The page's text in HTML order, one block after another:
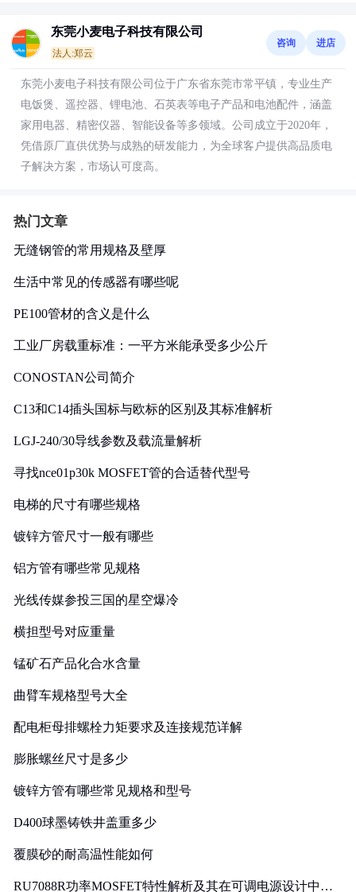
东莞小麦电子科技有限公司
法人:郑云
咨询 进店
东莞小麦电子科技有限公司位于广东省东莞市常平镇，专业生产
电饭煲、遥控器、锂电池、石英表等电子产品和电池配件，涵盖
家用电器、精密仪器、智能设备等多领域。公司成立于2020年，
凭借原厂直供优势与成熟的研发能力，为全球客户提供高品质电
子解决方案，市场认可度高。
热门文章
无缝钢管的常用规格及壁厚
生活中常见的传感器有哪些呢
PE100管材的含义是什么
工业厂房载重标准：一平方米能承受多少公斤
CONOSTAN公司简介
C13和C14插头国标与欧标的区别及其标准解析
LGJ-240/30导线参数及载流量解析
寻找nce01p30k MOSFET管的合适替代型号
电梯的尺寸有哪些规格
镀锌方管尺寸一般有哪些
铝方管有哪些常见规格
光线传媒参投三国的星空爆冷
横担型号对应重量
锰矿石产品化合水含量
曲臂车规格型号大全
配电柜母排螺栓力矩要求及连接规范详解
膨胀螺丝尺寸是多少
镀锌方管有哪些常见规格和型号
D400球墨铸铁井盖重多少
覆膜砂的耐高温性能如何
RU7088R功率MOSFET特性解析及其在可调电源设计中的